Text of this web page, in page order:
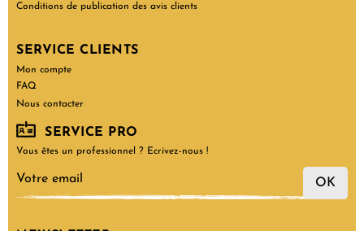
Conditions de publication des avis clients
SERVICE CLIENTS
Mon compte
FAQ
Nous contacter
SERVICE PRO
Vous êtes un professionnel ? Ecrivez-nous !
OK